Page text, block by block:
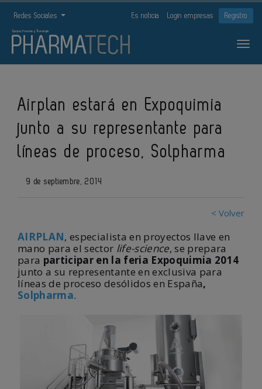
Redes Sociales Es noticia Login empresas Registro
Airplan estará en Expoquimia
junto a su representante para
líneas de proceso, Solpharma
9 de septiembre, 2014
< Volver
AIRPLAN, especialista en proyectos llave en
mano para el sector life-science, se prepara
para participar en la feria Expoquimia 2014
junto a su representante en exclusiva para
líneas de proceso desólidos en España,
Solpharma.